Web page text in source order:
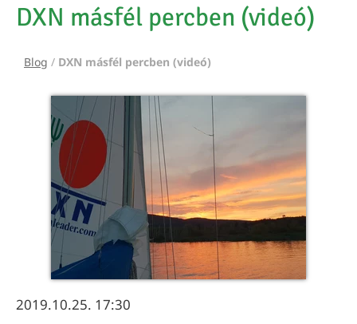
DXN másfél percben (videó)
Blog / DXN másfél percben (videó)
2019.10.25. 17:30